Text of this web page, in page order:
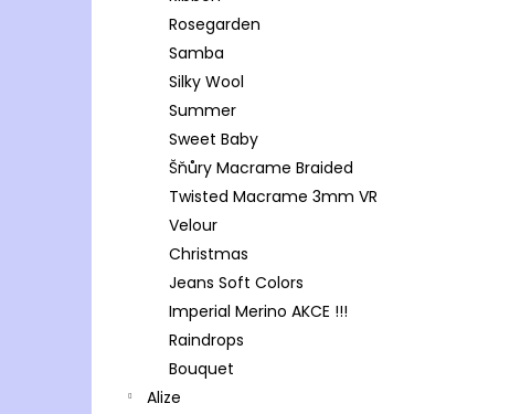
Rosegarden
Samba
Silky Wool
Summer
Sweet Baby
Šňůry Macrame Braided
Twisted Macrame 3mm VR
Velour
Christmas
Jeans Soft Colors
Imperial Merino AKCE !!!
Raindrops
Bouquet
Alize